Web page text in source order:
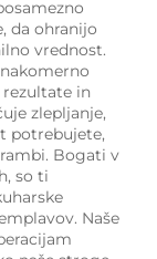
da ohranijo
vrednost.
in
zlepljanje,
potrebujete,
Bogati v
so ti
Naše